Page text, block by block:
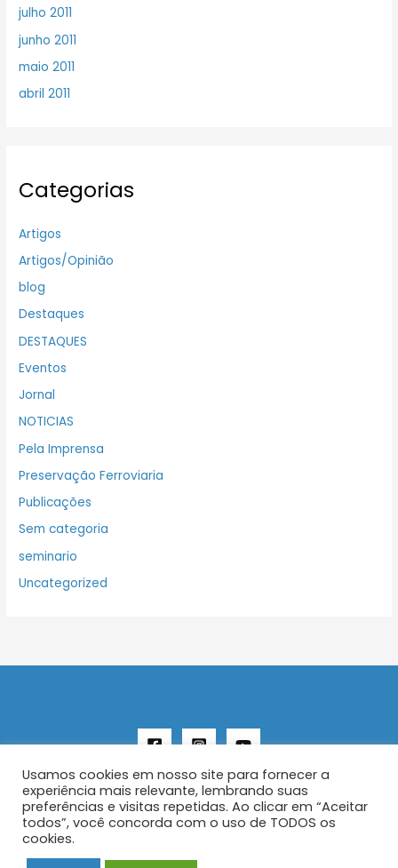
julho 2011
junho 2011
maio 2011
abril 2011
Categorias
Artigos
Artigos/Opinião
blog
Destaques
DESTAQUES
Eventos
Jornal
NOTICIAS
Pela Imprensa
Preservação Ferroviaria
Publicações
Sem categoria
seminario
Uncategorized
Copyright © 2026 AENFER
Construído por IurySan
Usamos cookies em nosso site para fornecer a
experiência mais relevante, lembrando suas
preferências e visitas repetidas. Ao clicar em “Aceitar
todos”, você concorda com o uso de TODOS os
cookies.